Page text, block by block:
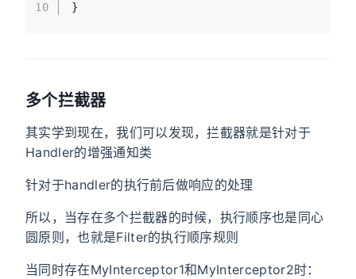
10
}
多个拦截器
其实学到现在，我们可以发现，拦截器就是针对于
Handler的增强通知类
针对于handler的执行前后做响应的处理
所以，当存在多个拦截器的时候，执行顺序也是同心
圆原则，也就是Filter的执行顺序规则
当同时存在MyInterceptor1和MyInterceptor2时：